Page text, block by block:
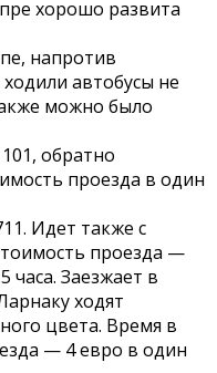
хорошо развита
напротив
автобусы не
можно было
обратно
проезда в один
Идет также с
проезда —
часа. Заезжает в
ходят
цвета. Время в
— 4 евро в один